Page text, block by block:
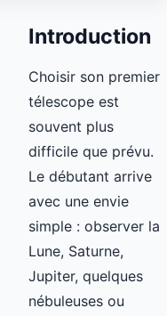
Introduction
Choisir son premier
télescope est
souvent plus
difficile que prévu.
Le débutant arrive
avec une envie
simple : observer la
Lune, Saturne,
Jupiter, quelques
nébuleuses ou